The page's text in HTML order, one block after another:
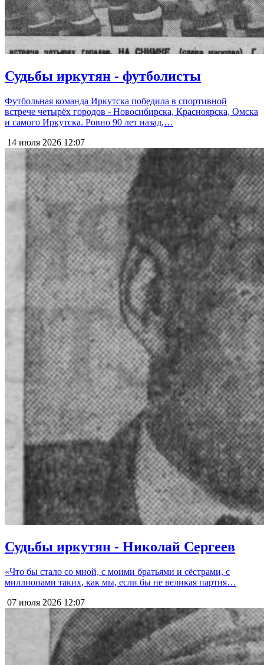
Судьбы иркутян - футболисты
Футбольная команда Иркутска победила в спортивной
встрече четырёх городов - Новосибирска, Красноярска, Омска
и самого Иркутска. Ровно 90 лет назад,…
14 июля 2026 12:07
Судьбы иркутян - Николай Сергеев
«Что бы стало со мной, с моими братьями и сёстрами, с
миллионами таких, как мы, если бы не великая партия…
07 июля 2026 12:07